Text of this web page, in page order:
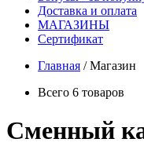
Доставка и оплата
МАГАЗИНЫ
Cертификат
Главная /Магазин
Всего 6 товаров
Сменный